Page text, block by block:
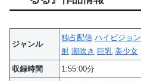
ジャンル
独占配信 ハイビジョン
射 潮吹き 巨乳 美少女
収録時間
1:55:00分